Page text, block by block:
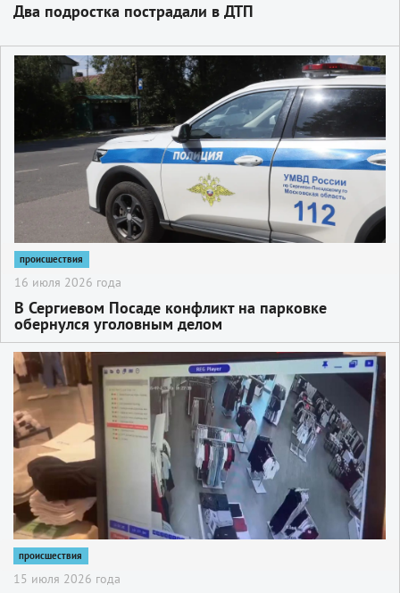
Два подростка пострадали в ДТП
2
происшествия
16 июля 2026 года
В Сергиевом Посаде конфликт на парковке
обернулся уголовным делом
2
происшествия
15 июля 2026 года